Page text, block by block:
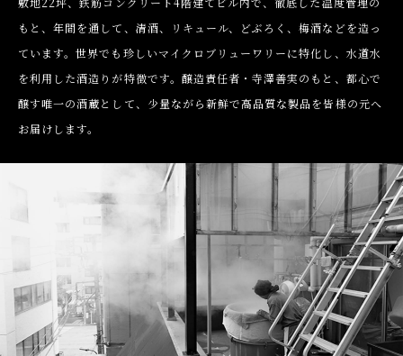
もと、年間を通して、清酒、リキュール、どぶろく、梅酒などを造っ
ています。世界でも珍しいマイクロブリューワリーに特化し、水道水
を利用した酒造りが特徴です。醸造責任者・寺澤善実のもと、都心で
醸す唯一の酒蔵として、少量ながら新鮮で高品質な製品を皆様の元へ
お届けします。